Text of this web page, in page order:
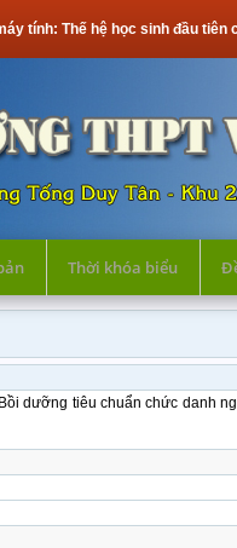
tính: Thế hệ học sinh đầu tiên
Thời khóa biểu
dưỡng tiêu chuẩn chức danh